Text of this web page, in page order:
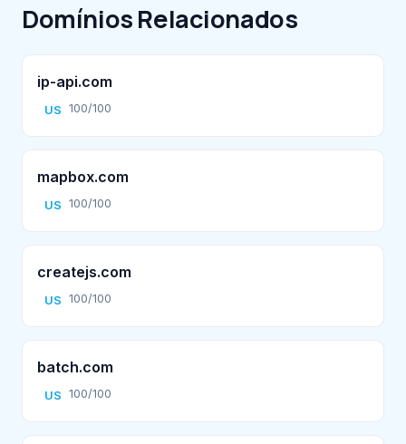
Domínios Relacionados
ip-api.com
US 100/100
mapbox.com
US 100/100
createjs.com
US 100/100
batch.com
US 100/100